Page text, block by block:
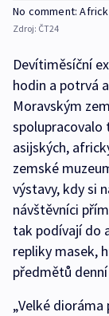
No comment:
Zdroj: ČT24
Devítiměsíční
hodin a potrvá
Moravským
spolupracovalo
asijských,
zemské
výstavy, kdy si
návštěvníci
tak podívají do
repliky masek,
předmětů
„Velké